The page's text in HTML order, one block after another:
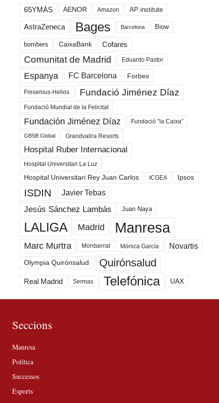
65YMÁS AENOR Amazon AP institute
AstraZeneca Bages Barcelona Biow
bombers CaixaBank Cofares
Comunitat de Madrid Eduardo Pastor
Espanya FC Barcelona Forbes
Fresenius-Helios Fundació Jiménez Díaz
Fundació Mundial de la Felicitat
Fundación Jiménez Díaz Fundació ”la Caixa”
GBSB Global Grandvalira Resorts
Hospital Ruber Internacional
Hospital Universitari La Luz
Hospital Universitari Rey Juan Carlos ICGEA Ipsos
ISDIN Javier Tebas
Jesús Sánchez Lambás Juan Naya
LALIGA Madrid Manresa
Marc Murtra Montserrat Mónica García Novartis
Olympia Quirónsalud Quirónsalud
Real Madrid Sermas Telefónica UAX
Seccions
Manresa
Política
Successos
Esports